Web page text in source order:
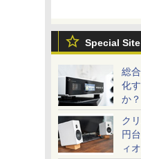
ーズ 予算を抑
Special Site
総
化
か？
ク
円
ィ